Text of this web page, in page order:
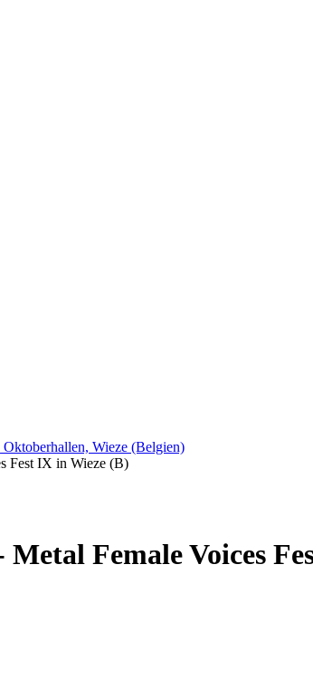
Wieze (Belgien)
Fest IX in Wieze (B)
Metal Female Voices